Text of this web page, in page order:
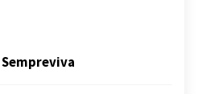
Sempreviva